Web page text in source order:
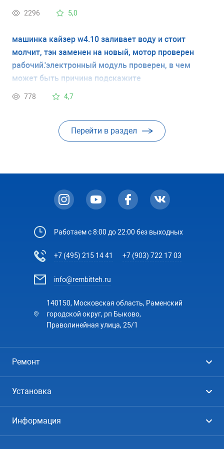
машинка даже не включена.
2296 5,0
машинка кайзер w4.10 заливает воду и стоит
молчит, тэн заменен на новый, мотор проверен
рабочий.'электронный модуль проверен, в чем
может быть причина подскажите
778 4,7
Перейти в раздел
Работаем с 8:00 до 22:00 без выходных
+7 (495) 215 14 41 +7 (903) 722 17 03
info@rembitteh.ru
140150, Московская область, Раменский
городской округ, рп Быково,
Праволинейная улица, 25/1
Ремонт
Посудомоечные машины
Установка
Информация